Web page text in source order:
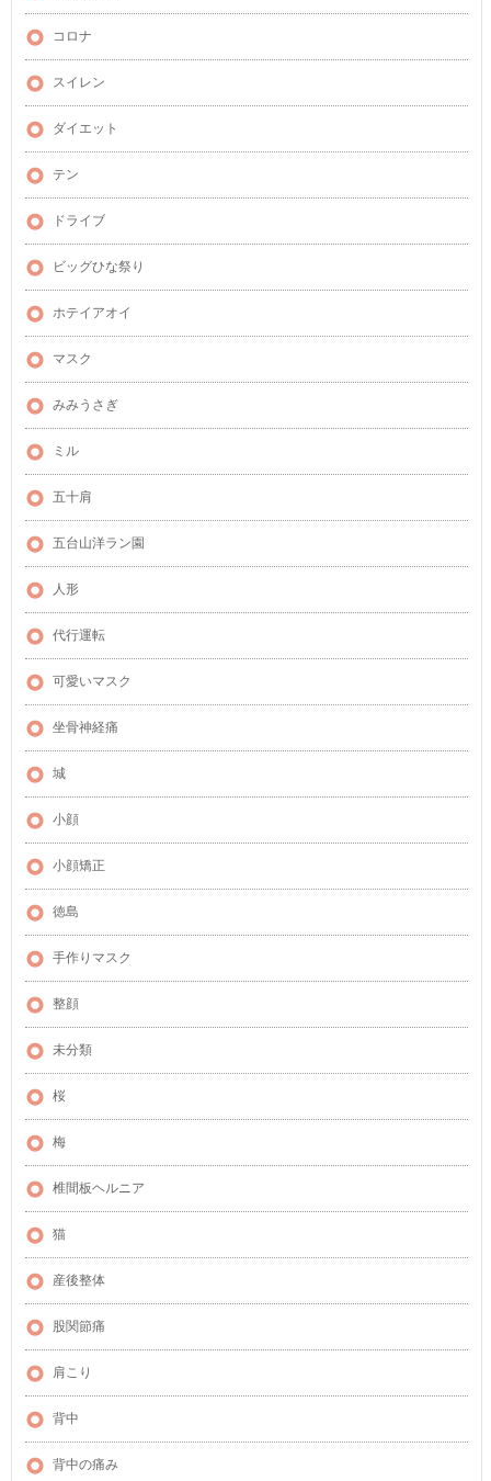
コロナ
スイレン
ダイエット
テン
ドライブ
ビッグひな祭り
ホテイアオイ
マスク
みみうさぎ
ミル
五十肩
五台山洋ラン園
人形
代行運転
可愛いマスク
坐骨神経痛
城
小顔
小顔矯正
徳島
手作りマスク
整顔
未分類
桜
梅
椎間板ヘルニア
猫
産後整体
股関節痛
肩こり
背中
背中の痛み